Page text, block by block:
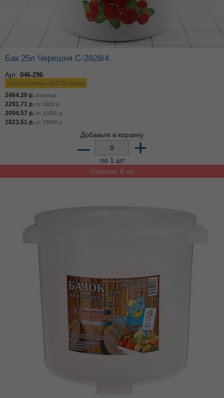
Бак 25л Черешня С-2828/4
Арт: 046-296
Цена от суммы ВСЕГО заказа
2464.20 р. розница
2291.71 р. от 5000 р.
2094.57 р. от 10000 р.
1823.51 р. от 15000 р.
Добавьте в корзину
– +
по 1 шт
Остаток: 8 шт